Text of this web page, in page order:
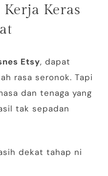
Keras
Etsy, dapat
rasa seronok. Tapi
dan tenaga yang
tak sepadan
dekat tahap ni